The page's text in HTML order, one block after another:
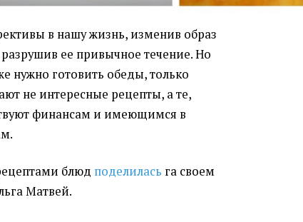
в нашу жизнь, изменив образ
ее привычное течение. Но
нужно готовить обеды, только
не интересные рецепты, а те,
финансам и имеющимся в
блюд поделилась га своем
Матвей.